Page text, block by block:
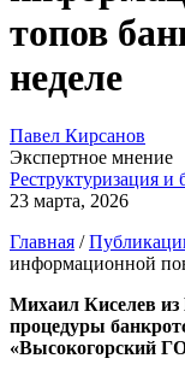
топов
неделе
Павел Кирсанов
Экспертное мнение
Реструктуризация и
23 марта, 2026
Главная /
информационной
Михаил Киселев
процедуры
«Высокогорский